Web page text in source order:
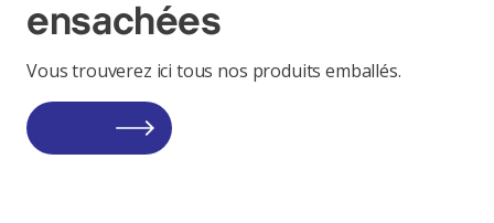
ensachées
Vous trouverez ici tous nos produits emballés.